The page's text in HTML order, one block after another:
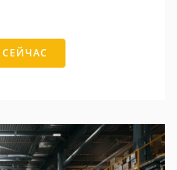
СЕЙЧАС